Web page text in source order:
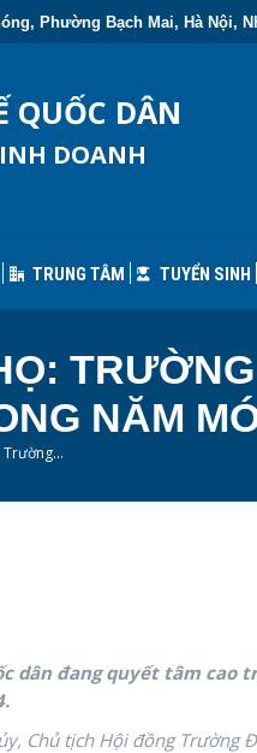
Phường Bạch Mai, Hà Nội,
QUỐC DÂN
DOANH
TRUNG TÂM TUYỂN SINH
NĂM
Trường…
dân đang quyết tâm cao
Chủ tịch Hội đồng
TRUNG TÂM TUYỂN SINH